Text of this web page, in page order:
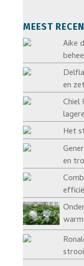
MEEST
Aike
en
Chiel
Het
en